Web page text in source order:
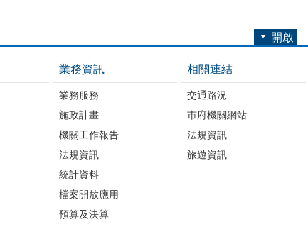
開啟
業務資訊
業務服務
施政計畫
機關工作報告
法規資訊
統計資料
檔案開放應用
預算及決算
相關連結
交通路況
市府機關網站
法規資訊
旅遊資訊